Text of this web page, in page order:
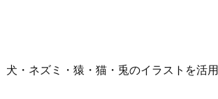
犬・ネズミ・猿・猫・兎のイラストを活